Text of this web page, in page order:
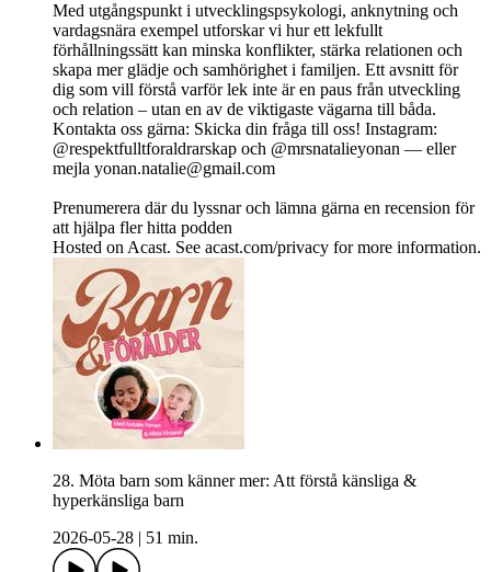
Med utgångspunkt i utvecklingspsykologi, anknytning och
vardagsnära exempel utforskar vi hur ett lekfullt
förhållningssätt kan minska konflikter, stärka relationen och
skapa mer glädje och samhörighet i familjen. Ett avsnitt för
dig som vill förstå varför lek inte är en paus från utveckling
och relation – utan en av de viktigaste vägarna till båda.
Kontakta oss gärna: Skicka din fråga till oss! Instagram:
@respektfulltforaldrarskap och @mrsnatalieyonan — eller
mejla yonan.natalie@gmail.com
Prenumerera där du lyssnar och lämna gärna en recension för
att hjälpa fler hitta podden
Hosted on Acast. See acast.com/privacy for more information.
28. Möta barn som känner mer: Att förstå känsliga &
hyperkänsliga barn
2026-05-28
51 min.